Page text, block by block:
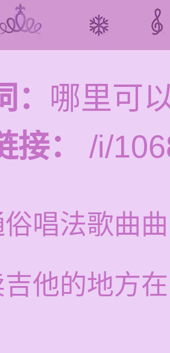
哪里可
接：
/i/
唱法歌曲
他的地方